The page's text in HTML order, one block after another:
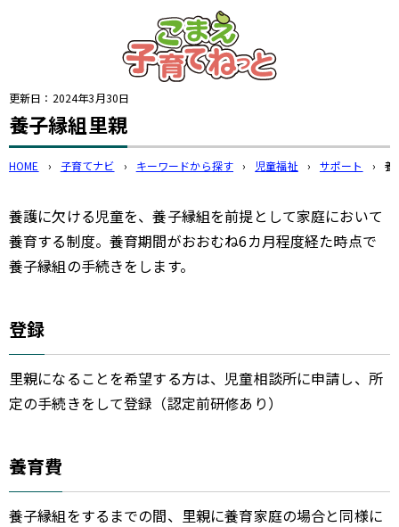
このページの本文へ
更新日： 2024年3月30日
養子縁組里親
HOME › 子育てナビ › キーワードから探す › 児童福祉 › サポート › 養
養護に欠ける児童を、養子縁組を前提として家庭において
養育する制度。養育期間がおおむね6カ月程度経た時点で
養子縁組の手続きをします。
登録
里親になることを希望する方は、児童相談所に申請し、所
定の手続きをして登録（認定前研修あり）
養育費
養子縁組をするまでの間、里親に養育家庭の場合と同様に